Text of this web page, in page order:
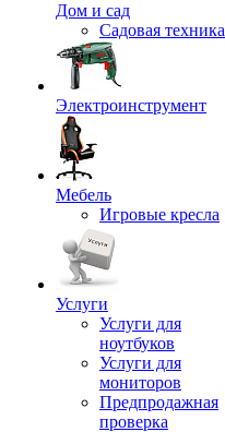
Дом и сад
Садовая техника
Электроинструмент
Мебель
Игровые кресла
Услуги
Услуги для
ноутбуков
Услуги для
мониторов
Предпродажная
проверка